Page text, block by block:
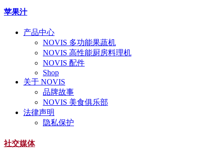
苹果汁
产品中心
NOVIS 多功能果蔬机
NOVIS 高性能厨房料理机
NOVIS 配件
Shop
关于 NOVIS
品牌故事
NOVIS 美食俱乐部
法律声明
隐私保护
社交媒体